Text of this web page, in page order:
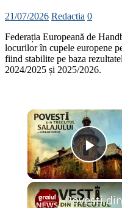
21/07/2026 Redactia 0
Federația Europeană de
locurilor în cupele europene
fiind stabilite pe baza
2024/2025 și 2025/2026.